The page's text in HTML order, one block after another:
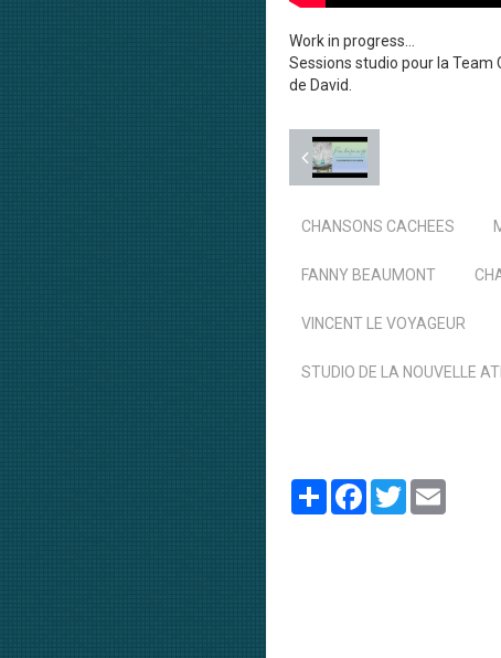
Work in progress…
Sessions studio pour la Team
de David.
CHANSONS CACHEES
FANNY BEAUMONT
VINCENT LE VOYAGEUR
STUDIO DE LA NOUVELLE
PartagerFacebook
TwitterEmail